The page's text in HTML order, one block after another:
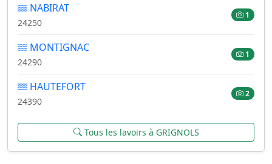
NABIRAT
24250
1
MONTIGNAC
24290
1
HAUTEFORT
24390
2
Tous les lavoirs à GRIGNOLS